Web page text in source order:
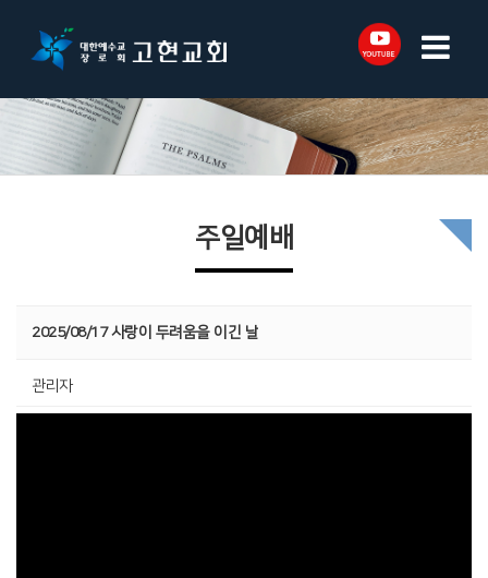
주일예배
2025/08/17 사랑이 두려움을 이긴 날
관리자